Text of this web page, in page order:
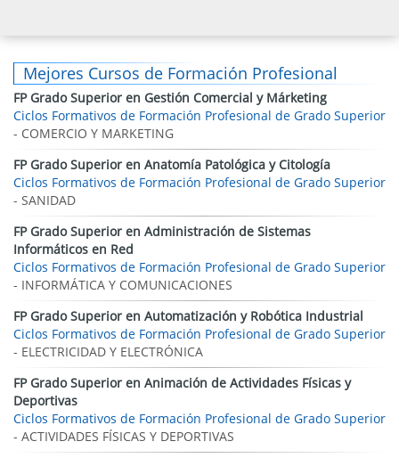
Mejores Cursos de Formación Profesional
FP Grado Superior en Gestión Comercial y Márketing
Ciclos Formativos de Formación Profesional de Grado Superior
- COMERCIO Y MARKETING
FP Grado Superior en Anatomía Patológica y Citología
Ciclos Formativos de Formación Profesional de Grado Superior
- SANIDAD
FP Grado Superior en Administración de Sistemas
Informáticos en Red
Ciclos Formativos de Formación Profesional de Grado Superior
- INFORMÁTICA Y COMUNICACIONES
FP Grado Superior en Automatización y Robótica Industrial
Ciclos Formativos de Formación Profesional de Grado Superior
- ELECTRICIDAD Y ELECTRÓNICA
FP Grado Superior en Animación de Actividades Físicas y
Deportivas
Ciclos Formativos de Formación Profesional de Grado Superior
- ACTIVIDADES FÍSICAS Y DEPORTIVAS